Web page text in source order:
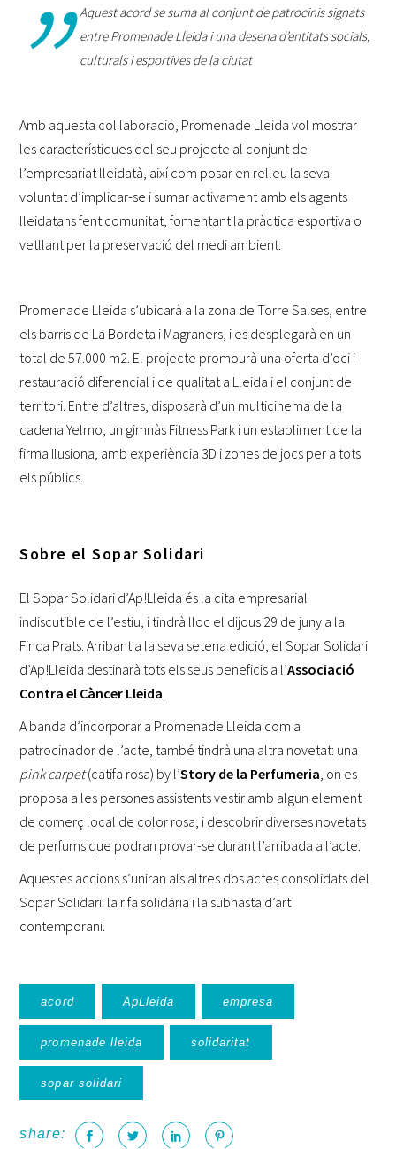
Aquest acord se suma al conjunt de patrocinis signats
entre Promenade Lleida i una desena d’entitats socials,
culturals i esportives de la ciutat
Amb aquesta col·laboració, Promenade Lleida vol mostrar
les característiques del seu projecte al conjunt de
l’empresariat lleidatà, així com posar en relleu la seva
voluntat d’implicar-se i sumar activament amb els agents
lleidatans fent comunitat, fomentant la pràctica esportiva o
vetllant per la preservació del medi ambient.
Promenade Lleida s’ubicarà a la zona de Torre Salses, entre
els barris de La Bordeta i Magraners, i es desplegarà en un
total de 57.000 m2. El projecte promourà una oferta d’oci i
restauració diferencial i de qualitat a Lleida i el conjunt de
territori. Entre d’altres, disposarà d’un multicinema de la
cadena Yelmo, un gimnàs Fitness Park i un establiment de la
firma Ilusiona, amb experiència 3D i zones de jocs per a tots
els públics.
Sobre el Sopar Solidari
El Sopar Solidari d’Ap!Lleida és la cita empresarial
indiscutible de l’estiu, i tindrà lloc el dijous 29 de juny a la
Finca Prats. Arribant a la seva setena edició, el Sopar Solidari
d’Ap!Lleida destinarà tots els seus beneficis a l’Associació
Contra el Càncer Lleida
A banda d’incorporar a Promenade Lleida com a
patrocinador de l’acte, també tindrà una altra novetat: una
pink carpet(catifa rosa) by l’Story de la Perfumeria , on es
proposa a les persones assistents vestir amb algun element
de comerç local de color rosa, i descobrir diverses novetats
de perfums que podran provar-se durant l’arribada a l’acte.
Aquestes accions s’uniran als altres dos actes consolidats del
Sopar Solidari: la rifa solidària i la subhasta d’art
contemporani.
acord ApLleida empresa
promenade lleida solidaritat
sopar solidari
share: